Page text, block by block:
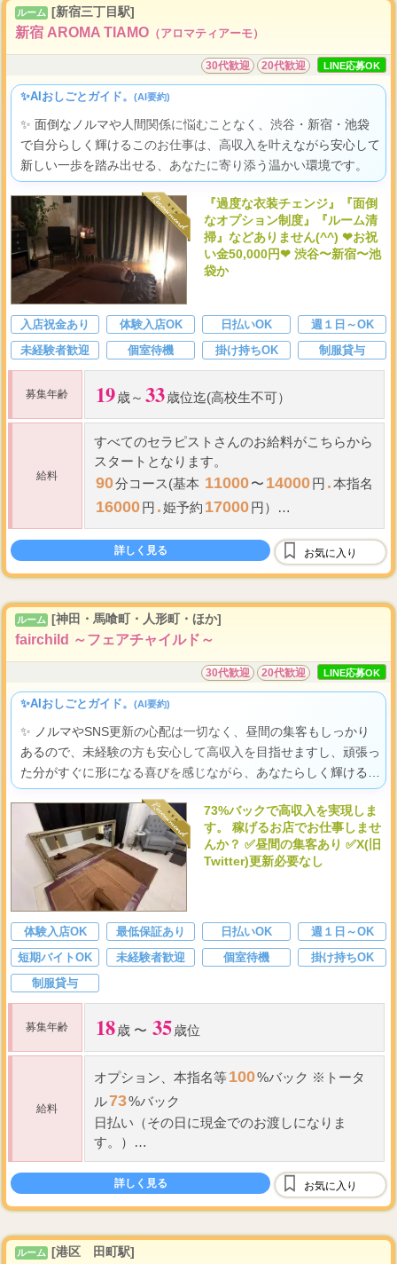
雑費、割引などは店側の負担
ルーム [新宿三丁目駅]
新宿 AROMA TIAMO （アロマティアーモ）
30代歓迎 20代歓迎 LINE応募OK
✨AIおしごとガイド。 (AI要約)
✨ 面倒なノルマや人間関係に悩むことなく、渋谷・新宿・池袋
で自分らしく輝けるこのお仕事は、高収入を叶えながら安心して
新しい一歩を踏み出せる、あなたに寄り添う温かい環境です。
『過度な衣装チェンジ』『面倒
なオプション制度』『ルーム清
掃』などありません(^^) ❤お祝
い金50,000円❤ 渋谷〜新宿〜池
袋か
入店祝金あり 体験入店OK 日払いOK
週１日～OK
未経験者歓迎
個室待機 掛け持ちOK 制服貸与
募集年齢 19歳～ 33歳位迄(高校生不可）
給料
すべてのセラピストさんのお給料がこちらから
スタートとなります。
90分コース(基本 11000〜 14000円 .本指名
16000円 .姫予約 17000円）
120分コース(基本14000〜17000...
詳しく見る お気に入り
ルーム [神田・馬喰町・人形町・ほか]
fairchild ～フェアチャイルド～
30代歓迎 20代歓迎 LINE応募OK
✨AIおしごとガイド。 (AI要約)
✨ ノルマやSNS更新の心配は一切なく、昼間の集客もしっかり
あるので、未経験の方も安心して高収入を目指せますし、頑張っ
た分がすぐに形になる喜びを感じながら、あなたらしく輝ける環
境ですよ。
73%バックで高収入を実現しま
す。 稼げるお店でお仕事しませ
んか？ ✅昼間の集客あり ✅X(旧
Twitter)更新必要なし
体験入店OK 最低保証あり 日払いOK
週１日～OK
短期バイトOK
未経験者歓迎 個室待機
掛け持ちOK
制服貸与
募集年齢 18歳 〜 35歳位
給料
オプション、本指名等100%バック ※トータ
ル73%バック
日払い（その日に現金でのお渡しになりま
す。）
保証制度（5時間以上の待機で5000円お支払
いします。）
コース料
詳しく見る お気に入り
ルーム [港区 田町駅]